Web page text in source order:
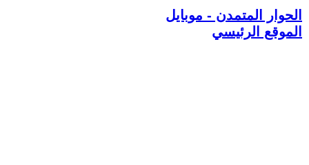
الحوار المتمدن - موبايل
الموقع الرئيسي